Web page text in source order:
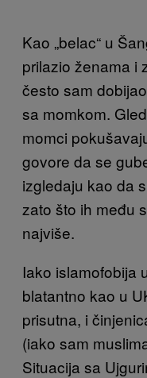
Kao „belac“ u
prilazio ženama i
često sam
sa momkom.
momci
govore da se
izgledaju kao da
zato što ih među
najviše.
Iako islamofobija
blatantno kao u
prisutna, i
(iako sam
Situacija sa